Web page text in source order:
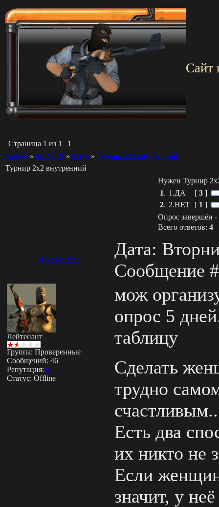
Сайт
Страница 1 из 1
1
Форум » ФЛУД!!! » Флуд » Турнир 2х2 внутренний
Турнир 2х2 внутренний
Нужен Турнир
1. 1.ДА [ 3]
2. 2.НЕТ [ 1 ]
Опрос завершён -
Всего ответов: 4
HARMLESS
Дата:
Сообщение
Лейтенант
Группа: Проверенные
Сообщений: 46
Репутация: 6
Статус: Offline
мож
опрос 5
таблицу
Сделать
трудно
Есть два
их никто не
Если
значит, у